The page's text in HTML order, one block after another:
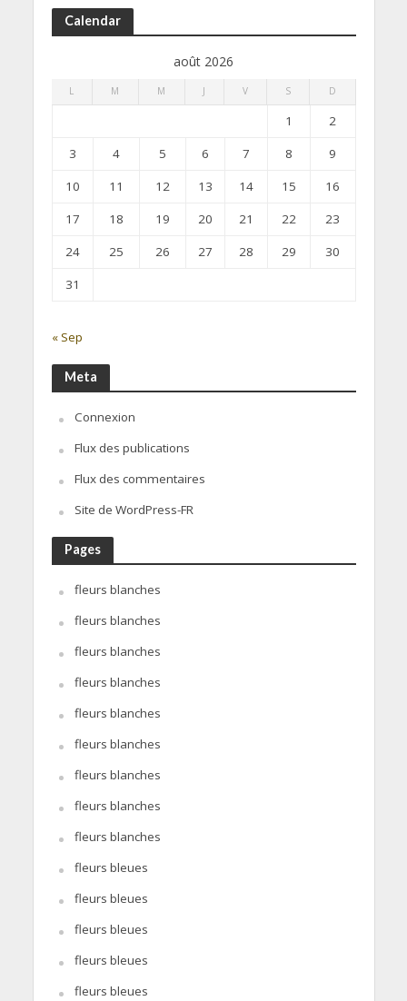
Calendar
août 2026
L M M J V S D
1
2
3
4 5 6 7 8
9
10
11 12 13 14 15
16
17
18 19 20 21 22
23
24
25 26 27 28 29
30
31
« Sep
Meta
Connexion
Flux des publications
Flux des commentaires
Site de WordPress-FR
Pages
fleurs blanches
fleurs blanches
fleurs blanches
fleurs blanches
fleurs blanches
fleurs blanches
fleurs blanches
fleurs blanches
fleurs blanches
fleurs bleues
fleurs bleues
fleurs bleues
fleurs bleues
fleurs bleues